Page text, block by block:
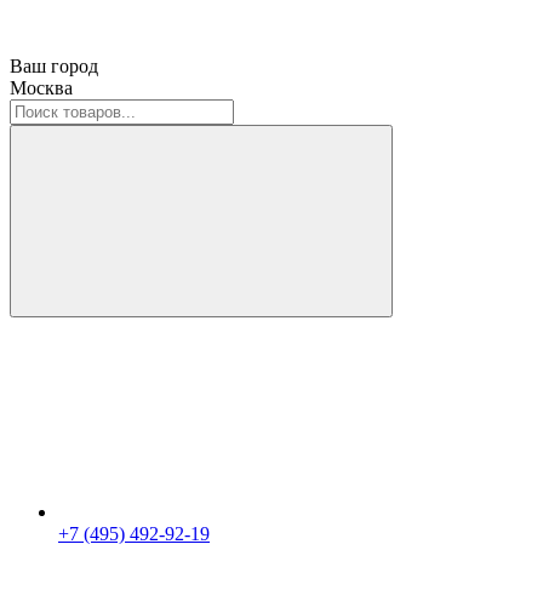
Ваш город
Москва
+7 (495) 492-92-19